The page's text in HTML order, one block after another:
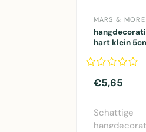
MARS & MORE
hart klein
€5,65
Schattige